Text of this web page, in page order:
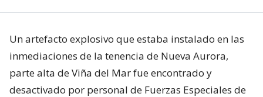
Un artefacto explosivo que estaba instalado en las
inmediaciones de la tenencia de Nueva Aurora,
parte alta de Viña del Mar fue encontrado y
desactivado por personal de Fuerzas Especiales de